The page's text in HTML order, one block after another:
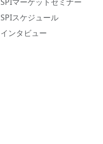
SPIスケジュール
インタビュー